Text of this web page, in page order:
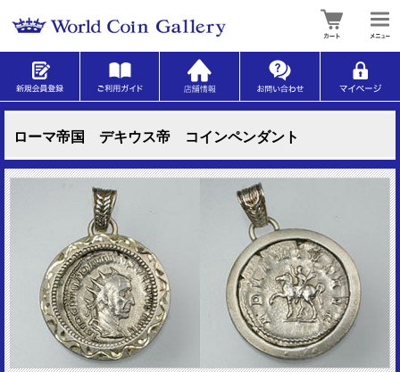
ローマ帝国 デキウス帝 コインペンダント